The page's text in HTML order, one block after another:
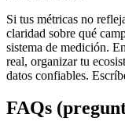
Si tus métricas no
claridad sobre qué
sistema de medición.
real, organizar tu
datos confiables.
FAQs